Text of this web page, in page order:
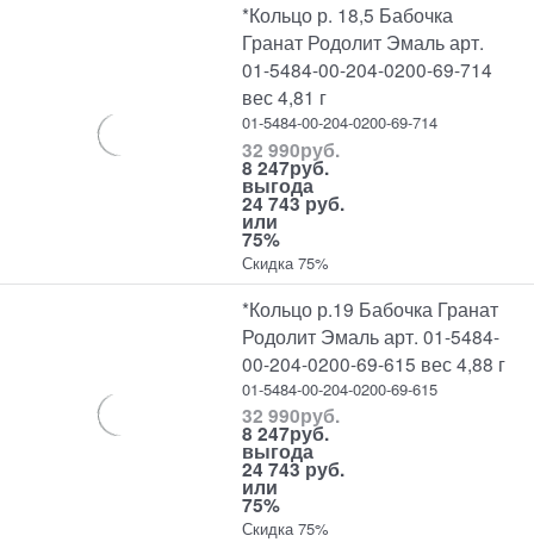
*Кольцо р. 18,5 Бабочка
Гранат Родолит Эмаль арт.
01-5484-00-204-0200-69-714
вес 4,81 г
01-5484-00-204-0200-69-714
32 990руб.
8 247руб.
выгода
24 743 руб.
или
75%
Скидка 75%
*Кольцо р.19 Бабочка Гранат
Родолит Эмаль арт. 01-5484-
00-204-0200-69-615 вес 4,88 г
01-5484-00-204-0200-69-615
32 990руб.
8 247руб.
выгода
24 743 руб.
или
75%
Скидка 75%